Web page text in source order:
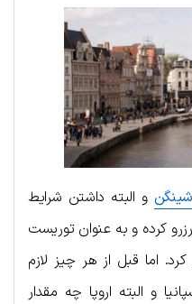
و البته داشتن شرایط
رزرو کرده و به عنوان توریست
اما قبل از هر چیز لازم
و البته اروپا چه مقدار